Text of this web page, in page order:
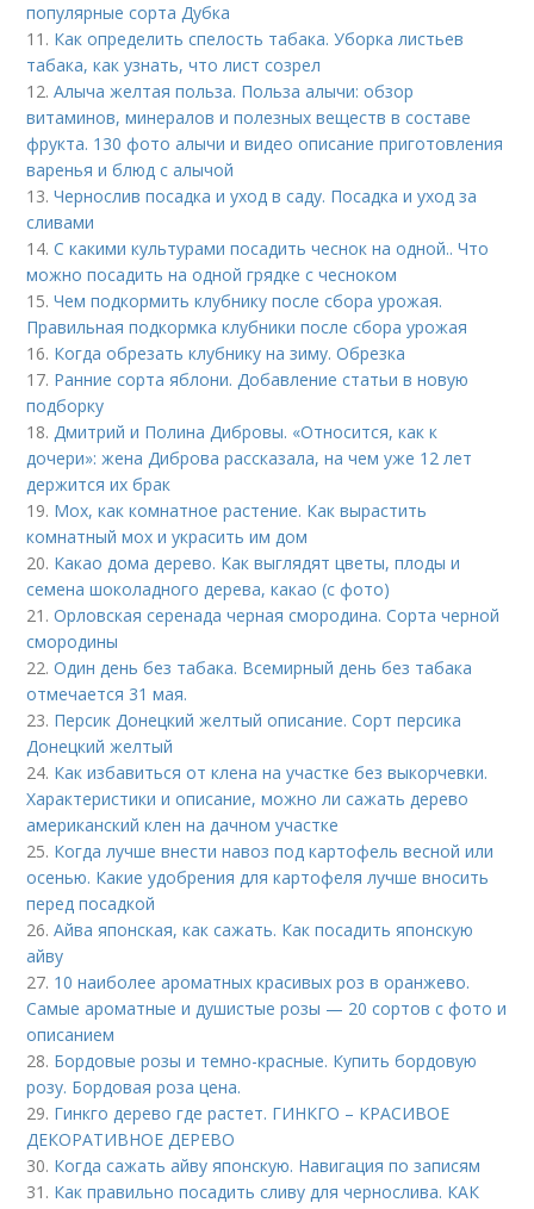
популярные сорта Дубка
11. Как определить спелость табака. Уборка листьев
табака, как узнать, что лист созрел
12.Алыча желтая польза. Польза алычи: обзор
витаминов, минералов и полезных веществ в составе
фрукта. 130 фото алычи и видео описание приготовления
варенья и блюд с алычой
13.Чернослив посадка и уход в саду. Посадка и уход за
сливами
14.С какими культурами посадить чеснок на одной.. Что
можно посадить на одной грядке с чесноком
15.Чем подкормить клубнику после сбора урожая.
Правильная подкормка клубники после сбора урожая
16. Когда обрезать клубнику на зиму. Обрезка
17. Ранние сорта яблони. Добавление статьи в новую
подборку
18.Дмитрий и Полина Дибровы. «Относится, как к
дочери»: жена Диброва рассказала, на чем уже 12 лет
держится их брак
19. Мох, как комнатное растение. Как вырастить
комнатный мох и украсить им дом
20. Какао дома дерево. Как выглядят цветы, плоды и
семена шоколадного дерева, какао (с фото)
21.Орловская серенада черная смородина. Сорта черной
смородины
22.Один день без табака. Всемирный день без табака
отмечается 31 мая.
23. Персик Донецкий желтый описание. Сорт персика
Донецкий желтый
24. Как избавиться от клена на участке без выкорчевки.
Характеристики и описание, можно ли сажать дерево
американский клен на дачном участке
25. Когда лучше внести навоз под картофель весной или
осенью. Какие удобрения для картофеля лучше вносить
перед посадкой
26.Айва японская, как сажать. Как посадить японскую
айву
27. 10 наиболее ароматных красивых роз в оранжево.
Самые ароматные и душистые розы — 20 сортов с фото и
описанием
28. Бордовые розы и темно-красные. Купить бордовую
розу. Бордовая роза цена.
29. Гинкго дерево где растет. ГИНКГО – КРАСИВОЕ
ДЕКОРАТИВНОЕ ДЕРЕВО
30. Когда сажать айву японскую. Навигация по записям
31. Как правильно посадить сливу для чернослива. КАК